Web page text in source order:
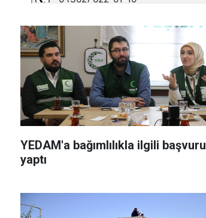
YEDAM'a bağımlılıkla ilgili başvuru
yaptı